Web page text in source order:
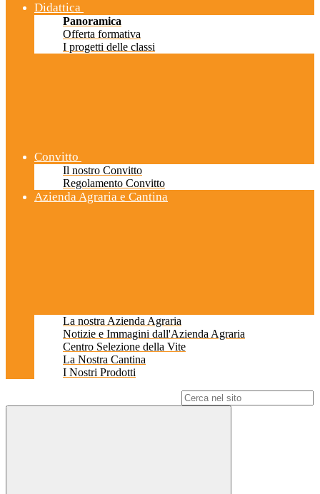
Didattica
Panoramica
Offerta formativa
I progetti delle classi
Convitto
Il nostro Convitto
Regolamento Convitto
Azienda Agraria e Cantina
La nostra Azienda Agraria
Notizie e Immagini dall'Azienda Agraria
Centro Selezione della Vite
La Nostra Cantina
I Nostri Prodotti